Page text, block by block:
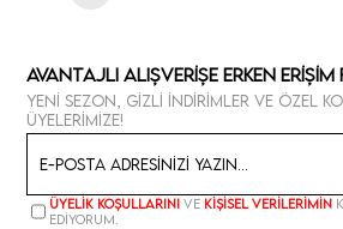
Avantajlı Alışverişe Erken Erişim
Yeni sezon, gizli indirimler ve özel
üyelerimize!
Üyelik koşullarını ve kişisel verilerimin
ediyorum.